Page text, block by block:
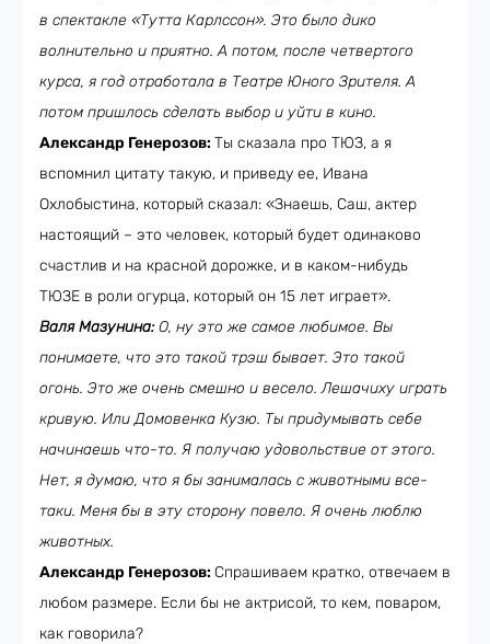
в спектакле «Тутта Карлссон». Это было дико
волнительно и приятно. А потом, после четвертого
курса, я год отработала в Театре Юного Зрителя. А
потом пришлось сделать выбор и уйти в кино.
Александр Генерозов:Ты сказала про ТЮЗ, а я
вспомнил цитату такую, и приведу ее, Ивана
Охлобыстина, который сказал: «Знаешь, Саш, актер
настоящий – это человек, который будет одинаково
счастлив и на красной дорожке, и в каком-нибудь
ТЮЗЕ в роли огурца, который он 15 лет играет».
Валя Мазунина:О, ну это же самое любимое. Вы
понимаете, что это такой трэш бывает. Это такой
огонь. Это же очень смешно и весело. Лешачиху играть
кривую. Или Домовенка Кузю. Ты придумывать себе
начинаешь что-то. Я получаю удовольствие от этого.
Нет, я думаю, что я бы занималась с животными все-
таки. Меня бы в эту сторону повело. Я очень люблю
животных.
Александр Генерозов: Спрашиваем кратко, отвечаем в
любом размере. Если бы не актрисой, то кем, поваром,
как говорила?